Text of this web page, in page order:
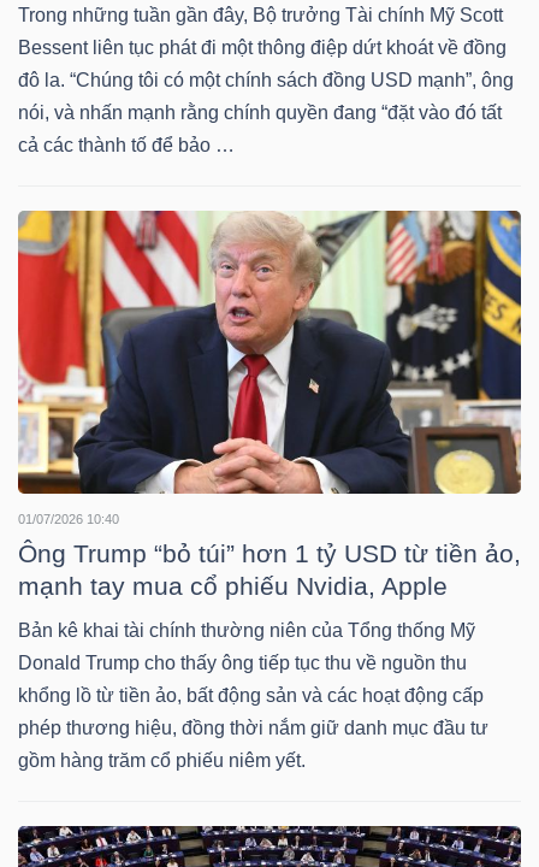
Trong những tuần gần đây, Bộ trưởng Tài chính Mỹ Scott
Bessent liên tục phát đi một thông điệp dứt khoát về đồng
đô la. “Chúng tôi có một chính sách đồng USD mạnh”, ông
nói, và nhấn mạnh rằng chính quyền đang “đặt vào đó tất
cả các thành tố để bảo …
01/07/2026 10:40
Ông Trump “bỏ túi” hơn 1 tỷ USD từ tiền ảo,
mạnh tay mua cổ phiếu Nvidia, Apple
Bản kê khai tài chính thường niên của Tổng thống Mỹ
Donald Trump cho thấy ông tiếp tục thu về nguồn thu
khổng lồ từ tiền ảo, bất động sản và các hoạt động cấp
phép thương hiệu, đồng thời nắm giữ danh mục đầu tư
gồm hàng trăm cổ phiếu niêm yết.
BẤT
ĐỘNG
SẢN
chứng
khoán
Tất cả Cổ phiếu Chỉ số Chứng chỉ quỹ
Lãnh
đạo
(-)
Tin
tức
(-)
Bài
tác